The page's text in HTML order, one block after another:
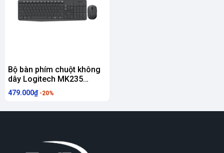
Bộ bàn phím chuột không
dây Logitech MK235
Wireless (USB/đen)
479.000₫ -20%